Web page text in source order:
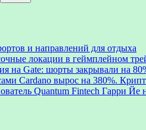
и направлений для отдыха
локации в геймплейном
на Gate: шорты закрывали на
Cardano вырос на 380%.
Quantum Fintech Гарри Йе